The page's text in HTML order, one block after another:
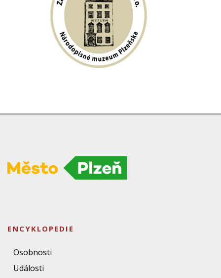
ENCYKLOPEDIE
Osobnosti
Události